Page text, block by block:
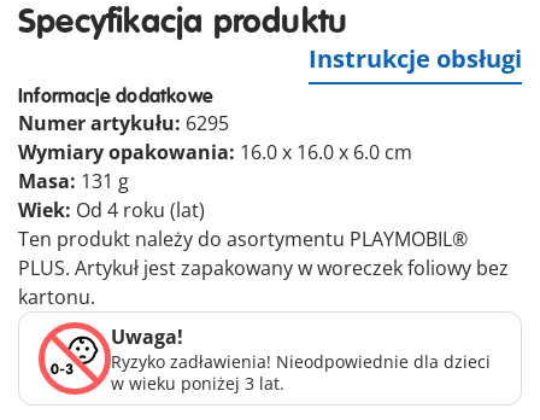
Specyfikacja produktu
Instrukcje obsługi
Informacje dodatkowe
Numer artykułu: 6295
Wymiary opakowania: 16.0 x 16.0 x 6.0 cm
Masa: 131 g
Wiek: Od 4 roku (lat)
Ten produkt należy do asortymentu PLAYMOBIL®
PLUS. Artykuł jest zapakowany w woreczek foliowy bez
kartonu.
Uwaga!
Ryzyko zadławienia! Nieodpowiednie dla dzieci
w wieku poniżej 3 lat.